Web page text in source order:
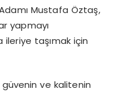
Mustafa Öztaş,
yapmayı
ileriye taşımak için
ve kalitenin